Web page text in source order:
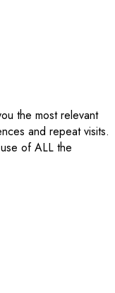
the most relevant
and repeat visits.
of ALL the